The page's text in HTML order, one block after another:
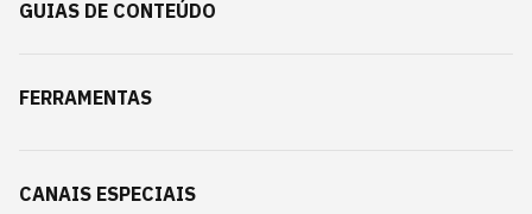
GUIAS DE CONTEÚDO
FERRAMENTAS
CANAIS ESPECIAIS